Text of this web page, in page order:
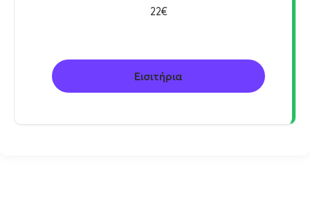
22€
Εισιτήρια